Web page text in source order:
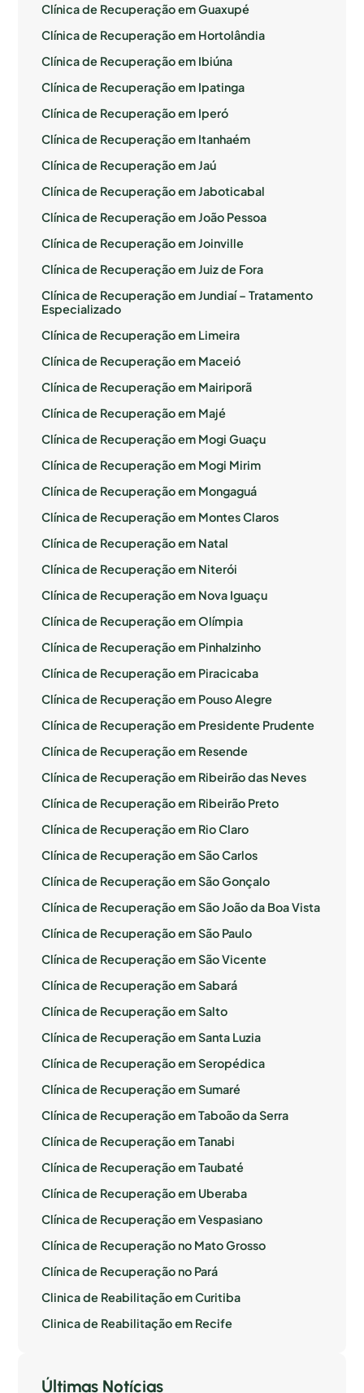
Clínica de Recuperação em Guaxupé
Clínica de Recuperação em Hortolândia
Clínica de Recuperação em Ibiúna
Clínica de Recuperação em Ipatinga
Clínica de Recuperação em Iperó
Clínica de Recuperação em Itanhaém
Clínica de Recuperação em Jaú
Clínica de Recuperação em Jaboticabal
Clínica de Recuperação em João Pessoa
Clínica de Recuperação em Joinville
Clínica de Recuperação em Juiz de Fora
Clínica de Recuperação em Jundiaí – Tratamento
Especializado
Clínica de Recuperação em Limeira
Clínica de Recuperação em Maceió
Clínica de Recuperação em Mairiporã
Clínica de Recuperação em Majé
Clínica de Recuperação em Mogi Guaçu
Clínica de Recuperação em Mogi Mirim
Clínica de Recuperação em Mongaguá
Clínica de Recuperação em Montes Claros
Clínica de Recuperação em Natal
Clínica de Recuperação em Niterói
Clínica de Recuperação em Nova Iguaçu
Clínica de Recuperação em Olímpia
Clínica de Recuperação em Pinhalzinho
Clínica de Recuperação em Piracicaba
Clínica de Recuperação em Pouso Alegre
Clínica de Recuperação em Presidente Prudente
Clínica de Recuperação em Resende
Clínica de Recuperação em Ribeirão das Neves
Clínica de Recuperação em Ribeirão Preto
Clínica de Recuperação em Rio Claro
Clínica de Recuperação em São Carlos
Clínica de Recuperação em São Gonçalo
Clínica de Recuperação em São João da Boa Vista
Clínica de Recuperação em São Paulo
Clínica de Recuperação em São Vicente
Clínica de Recuperação em Sabará
Clínica de Recuperação em Salto
Clínica de Recuperação em Santa Luzia
Clínica de Recuperação em Seropédica
Clínica de Recuperação em Sumaré
Clínica de Recuperação em Taboão da Serra
Clínica de Recuperação em Tanabi
Clínica de Recuperação em Taubaté
Clínica de Recuperação em Uberaba
Clínica de Recuperação em Vespasiano
Clínica de Recuperação no Mato Grosso
Clínica de Recuperação no Pará
Clinica de Reabilitação em Curitiba
Clinica de Reabilitação em Recife
Últimas Notícias